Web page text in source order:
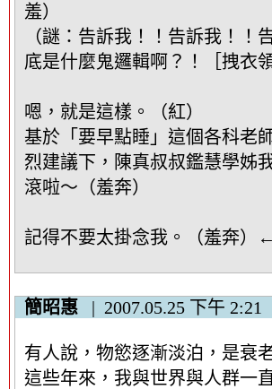
羞）
（謎：告訴我！！告訴我！！
底是什麼鬼邏輯啊？！［拽衣領
嗯，就是這樣。（紅）
基於「要早點睡」這個各科老
烈建議下，陳真叔叔鑑慧學姊
滾啦～（羞奔）
記得不要太掛念我。（羞奔）
簡昭惠 2007.05.25 下午 2:21
有人說，物慾逐漸淡泊，是衰
這些年來，我與世界與人群一